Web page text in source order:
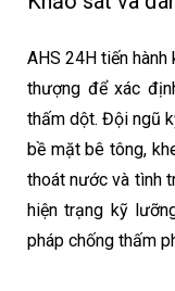
AHS 24H tiến
thượng để xác
thấm dột. Đội ngũ
bề mặt bê tông,
thoát nước và tình
hiện trạng kỹ
pháp chống thấm